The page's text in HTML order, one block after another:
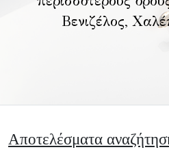
Βενιζέλος,
Αποτελέσματα